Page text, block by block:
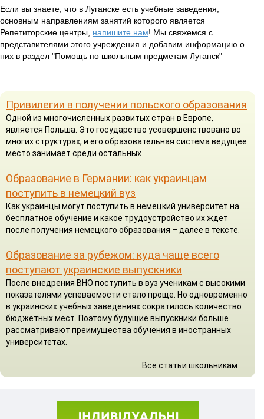
Если вы знаете, что в Луганске есть учебные заведения,
основным направлениям занятий которого является
Репетиторские центры, напишите нам! Мы свяжемся с
представителями этого учреждения и добавим информацию о
них в раздел "Помощь по школьным предметам Луганск"
Привилегии в получении польского образования
Одной из многочисленных развитых стран в Европе,
является Польша. Это государство усовершенствовано во
многих структурах, и его образовательная система ведущее
место занимает среди остальных
Образование в Германии: как украинцам
поступить в немецкий вуз
Как украинцы могут поступить в немецкий университет на
бесплатное обучение и какое трудоустройство их ждет
после получения немецкого образования – далее в тексте.
Образование за рубежом: куда чаще всего
поступают украинские выпускники
После внедрения ВНО поступить в вуз ученикам с высокими
показателями успеваемости стало проще. Но одновременно
в украинских учебных заведениях сократилось количество
бюджетных мест. Поэтому будущие выпускники больше
рассматривают преимущества обучения в иностранных
университетах.
Все статьи школьникам